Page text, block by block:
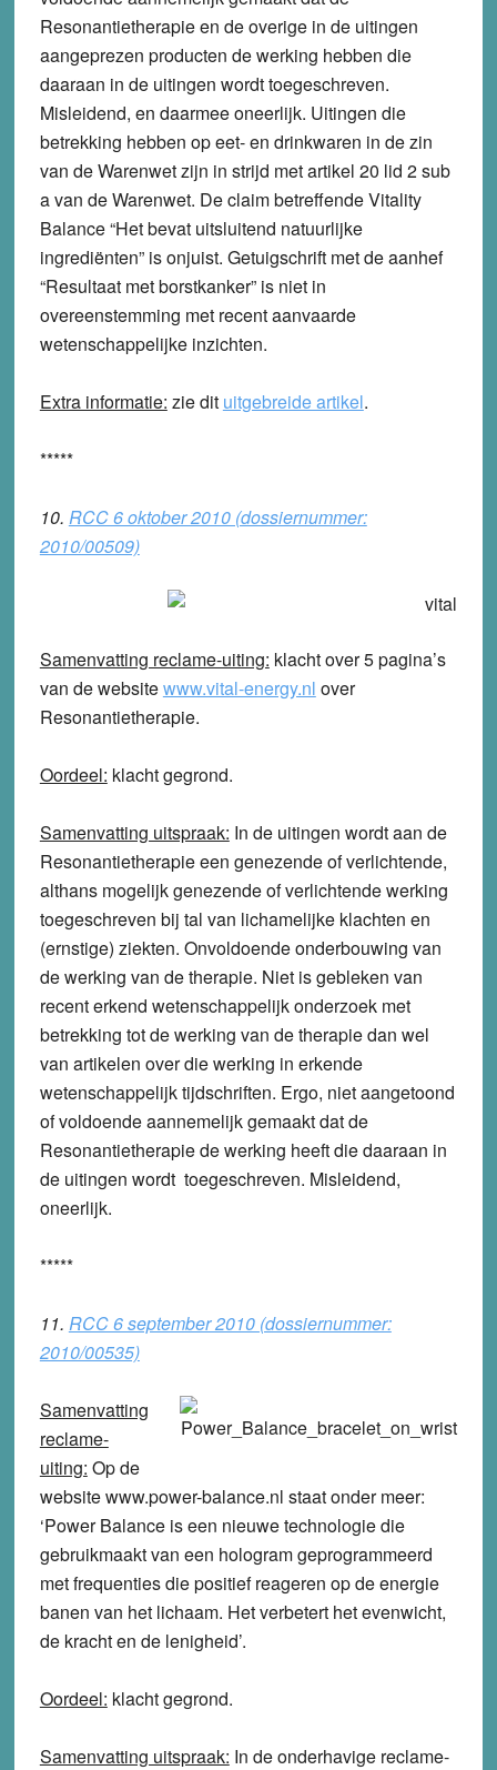
Resonantietherapie en de overige in de uitingen
aangeprezen producten de werking hebben die
daaraan in de uitingen wordt toegeschreven.
Misleidend, en daarmee oneerlijk. Uitingen die
betrekking hebben op eet- en drinkwaren in de zin
van de Warenwet zijn in strijd met artikel 20 lid 2 sub
a van de Warenwet. De claim betreffende Vitality
Balance “Het bevat uitsluitend natuurlijke
ingrediënten” is onjuist. Getuigschrift met de aanhef
“Resultaat met borstkanker” is niet in
overeenstemming met recent aanvaarde
wetenschappelijke inzichten.
Extra informatie: zie dit uitgebreide artikel.
*****
10. RCC 6 oktober 2010 (dossiernummer:
2010/00509)
Samenvatting reclame-uiting: klacht over 5 pagina’s
van de websitewww.vital-energy.nl over
Resonantietherapie.
Oordeel: klachtgegrond.
Samenvatting uitspraak: In de uitingen wordt aan de
Resonantietherapie een genezende of verlichtende,
althans mogelijk genezende of verlichtende werking
toegeschreven bij tal van lichamelijke klachten en
(ernstige) ziekten. Onvoldoende onderbouwing van
de werking van de therapie. Niet is gebleken van
recent erkend wetenschappelijk onderzoek met
betrekking tot de werking van de therapie dan wel
van artikelen over die werking in erkende
wetenschappelijk tijdschriften. Ergo, niet aangetoond
of voldoende aannemelijk gemaakt dat de
Resonantietherapie de werking heeft die daaraan in
de uitingen wordt toegeschreven. Misleidend,
oneerlijk.
*****
11. RCC 6 september 2010 (dossiernummer:
2010/00535)
Samenvatting
reclame-
uiting: Op de
website www.power-balance.nl staat onder meer:
‘Power Balance is een nieuwe technologie die
gebruikmaakt van een hologram geprogrammeerd
met frequenties die positief reageren op de energie
banen van het lichaam. Het verbetert het evenwicht,
de kracht en de lenigheid’.
Oordeel: klachtgegrond.
Samenvatting uitspraak: In de onderhavige reclame-